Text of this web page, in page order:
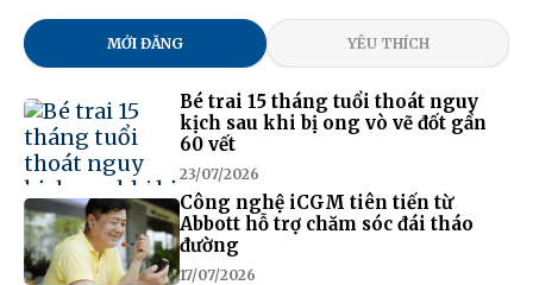
MỚI ĐĂNG YÊU THÍCH
Bé trai 15 tháng tuổi thoát nguy
kịch sau khi bị ong vò vẽ đốt gần
60 vết
23/07/2026
Công nghệ iCGM tiên tiến từ
Abbott hỗ trợ chăm sóc đái tháo
đường
17/07/2026